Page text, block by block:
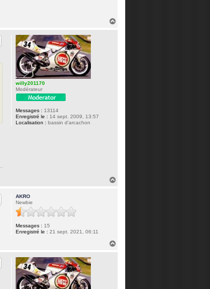
willy201170
Modérateur
Messages : 13114
Enregistré le : 14 sept. 2009, 13:57
Localisation : bassin d'arcachon
AKRO
Newbie
Messages : 15
Enregistré le : 21 sept. 2021, 06:11